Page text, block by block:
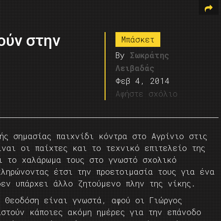
στην
Μπάσκετ
By Σωκράτης
Λειβαδάς
Φεβ 4, 2014
Αφήστε σχόλιο
σημασίας παιχνίδι κόντρα στο Αγρίνιο στις
οι παίχτες και το τεχνικό επιτελείο της
χαλάρωμα τους στο γνωστό σχολικό
έτσι την προετοιμασία τους για ένα
υπάρχει άλλο ζητούμενο πλην της νίκης.
είναι γνωστά, αφού οι Γιώργος
κάποιες ακόμη ημέρες για την επάνοδο